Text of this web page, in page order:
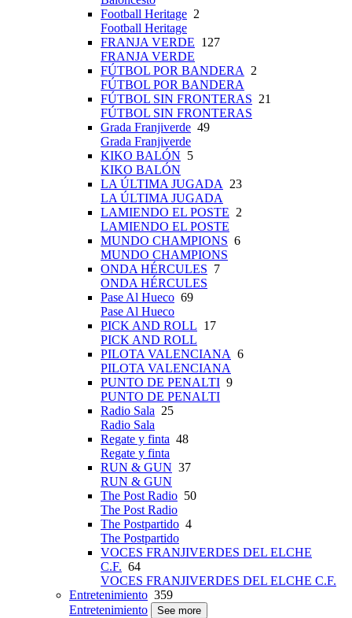
Football Heritage 2
Football Heritage
FRANJA VERDE 127
FRANJA VERDE
FÚTBOL POR BANDERA
2
FÚTBOL POR BANDERA
FÚTBOL SIN FRONTERAS 21
FÚTBOL SIN FRONTERAS
Grada Franjiverde 49
Grada Franjiverde
KIKO BALÓN 5
KIKO BALÓN
LA ÚLTIMA JUGADA
23
LA ÚLTIMA JUGADA
LAMIENDO EL POSTE 2
LAMIENDO EL POSTE
MUNDO CHAMPIONS 6
MUNDO CHAMPIONS
ONDA HÉRCULES 7
ONDA HÉRCULES
Pase Al Hueco 69
Pase Al Hueco
PICK AND ROLL 17
PICK AND ROLL
PILOTA VALENCIANA 6
PILOTA VALENCIANA
PUNTO DE PENALTI 9
PUNTO DE PENALTI
Radio Sala 25
Radio Sala
Regate y finta 48
Regate y finta
RUN & GUN 37
RUN & GUN
The Post Radio 50
The Post Radio
The Postpartido 4
The Postpartido
VOCES FRANJIVERDES DEL ELCHE
C.F. 64
VOCES FRANJIVERDES DEL ELCHE C.F.
Entretenimiento 359
Entretenimiento
See more